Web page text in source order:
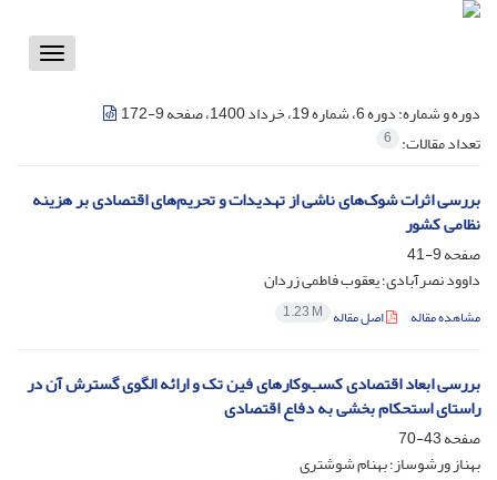
Toggle
دوره و شماره:دوره 6، شماره 19، خرداد 1400، صفحه 9-172
تعداد مقالات: 6
بررسی اثرات شوک‌های ناشی از تهدیدات و تحریم‌های اقتصادی بر هزینه
نظامی کشور
صفحه9-41
داوود نصرآبادی؛ یعقوب فاطمی زردان
مشاهده مقاله اصل مقاله 1.23 M
بررسی ابعاد اقتصادی کسب‌وکارهای فین تک و ارائه الگوی گسترش آن در
راستای استحکام بخشی به دفاع اقتصادی
صفحه43-70
بهناز ورشوساز؛ بهنام شوشتری